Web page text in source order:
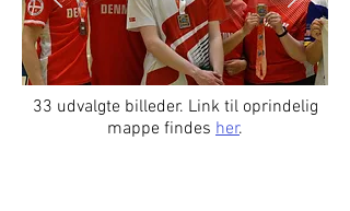
33 udvalgte billeder. Link til oprindelig
mappe findes her.